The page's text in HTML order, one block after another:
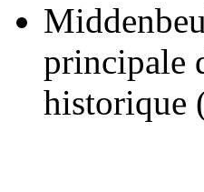
principale
historique